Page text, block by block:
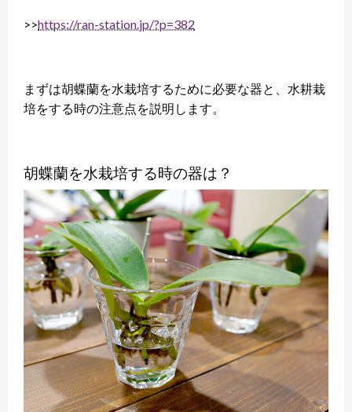
>>https://ran-station.jp/?p=382
まずは胡蝶蘭を水栽培するために必要な器と、水耕栽
培をする時の注意点を説明します。
胡蝶蘭を水栽培する時の器は？